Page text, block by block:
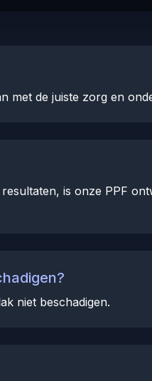
met de juiste zorg en
is onze PPF
niet beschadigen.